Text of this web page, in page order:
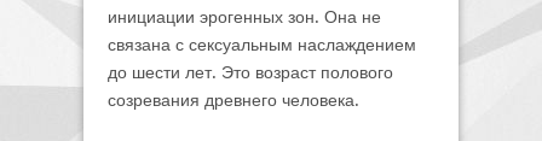
инициации эрогенных зон. Она не
связана с сексуальным наслаждением
до шести лет. Это возраст полового
созревания древнего человека.